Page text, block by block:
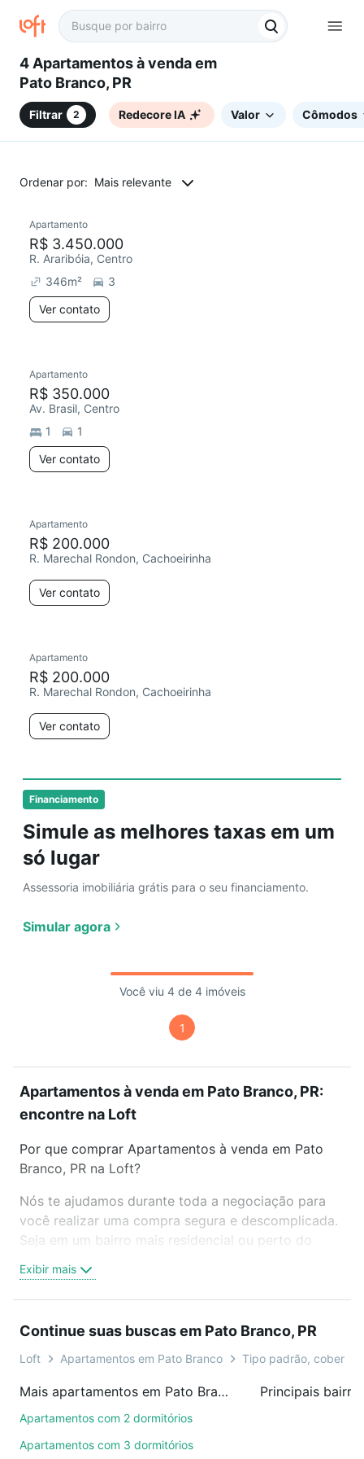
4 Apartamentos à venda em
Pato Branco, PR
Filtrar 2 Redecore IA Valor Cômodos
Ordenar por: Mais relevante
Financiamento
Simule as melhores taxas em um
só lugar
Assessoria imobiliária grátis para o seu financiamento.
Simular agora
Apartamento
R$ 3.450.000
R. Araribóia, Centro
346m²
3
Ver contato
Apartamento
R$ 350.000
Av. Brasil, Centro
1
1
Ver contato
Redecorar
Apartamento
R$ 200.000
R. Marechal Rondon, Cachoeirinha
Ver contato
Apartamento
R$ 200.000
R. Marechal Rondon, Cachoeirinha
Ver contato
Você viu 4 de 4 imóveis
1
Apartamentos à venda em Pato Branco, PR:
encontre na Loft
Por que comprar Apartamentos à venda em Pato
Branco, PR na Loft?
Nós te ajudamos durante toda a negociação para
você realizar uma compra segura e descomplicada.
Seja em um bairro mais residencial ou perto do
oferta ideal de Apartamentos à venda em Pato
Branco, PR para conquistar seu sonho. Agende uma
compromisso e você ainda conta com mais de 46
mil corretores e imobiliárias te ajudando na compra,
Como escolher um imóvel?
Use barra de busca no topo para pesquisar por
Exibir mais
Continue suas buscas em Pato Branco, PR
Loft Apartamentos em Pato Branco Tipo padrão,
Mais apartamentos em Pato Branco, PR
Apartamentos com 2 dormitórios
Apartamentos com 3 dormitórios